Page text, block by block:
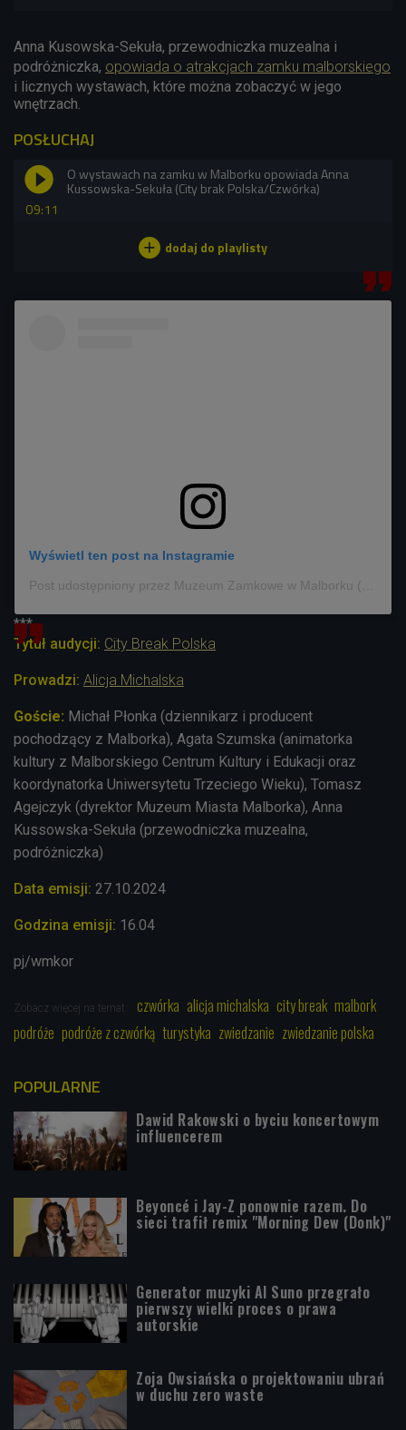
Anna Kusowska-Sekuła, przewodniczka muzealna i
podróżniczka, opowiada o atrakcjach zamku malborskiego
i licznych wystawach, które można zobaczyć w jego
wnętrzach.
POSŁUCHAJ
09:11
O wystawach na zamku w Malborku opowiada Anna
Kussowska-Sekuła (City brak Polska/Czwórka)
Wyświetl ten post na Instagramie
***
Tytuł audycji: City Break Polska
Prowadzi: Alicja Michalska
Goście: Michał Płonka (dziennikarz i producent
pochodzący z Malborka), Agata Szumska (animatorka
kultury z Malborskiego Centrum Kultury i Edukacji oraz
koordynatorka Uniwersytetu Trzeciego Wieku), Tomasz
Agejczyk (dyrektor Muzeum Miasta Malborka), Anna
Kussowska-Sekuła (przewodniczka muzealna,
podróżniczka)
Data emisji: 27.10 .2024
Godzina emisji: 16.04
pj/wmkor
Zobacz więcej na temat: czwórka alicja michalska city break malbork
podróże podróże z czwórką turystyka zwiedzanie zwiedzanie polska
POPULARNE
Dawid Rakowski o byciu koncertowym
influencerem
Beyoncé i Jay-Z ponownie razem. Do
sieci trafił remix "Morning Dew (Donk)"
Generator muzyki AI Suno przegrało
pierwszy wielki proces o prawa
autorskie
Zoja Owsiańska o projektowaniu ubrań
w duchu zero waste